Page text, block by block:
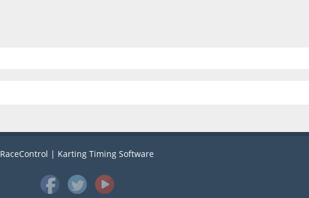
RaceControl | Karting Timing Software